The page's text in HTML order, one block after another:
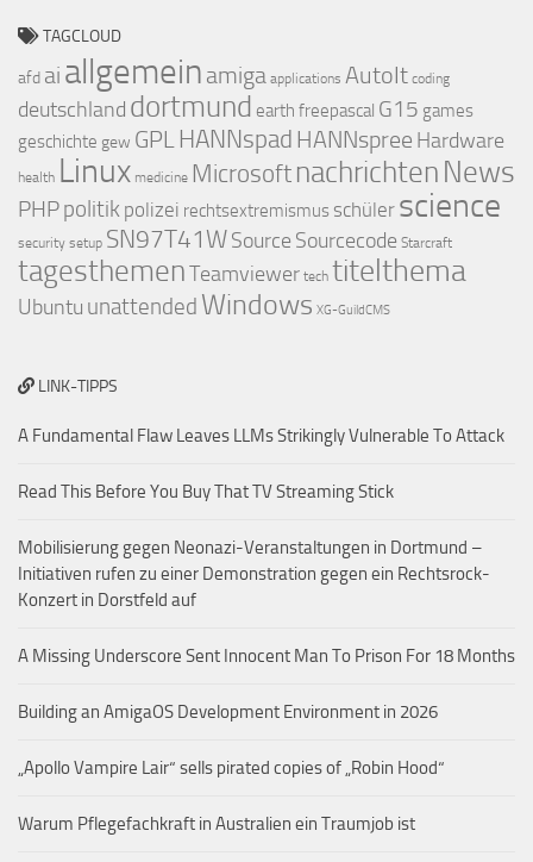
TAGCLOUD
afd ai allgemein amiga applications AutoIt coding
deutschland dortmund earth freepascal G15 games
geschichte gew GPL HANNspad HANNspree Hardware
health Linux medicine Microsoft nachrichten News
PHPpolitik polizei rechtsextremismus schüler science
security setup SN97T41WSource Sourcecode Starcraft
tagesthemenTeamviewer tech titelthema
Ubuntu unattended Windows XG-GuildCMS
LINK-TIPPS
A Fundamental Flaw Leaves LLMs Strikingly Vulnerable To Attack
Read This Before You Buy That TV Streaming Stick
Mobilisierung gegen Neonazi-Veranstaltungen in Dortmund –
Initiativen rufen zu einer Demonstration gegen ein Rechtsrock-
Konzert in Dorstfeld auf
A Missing Underscore Sent Innocent Man To Prison For 18 Months
Building an AmigaOS Development Environment in 2026
„Apollo Vampire Lair“ sells pirated copies of „Robin Hood“
Warum Pflegefachkraft in Australien ein Traumjob ist